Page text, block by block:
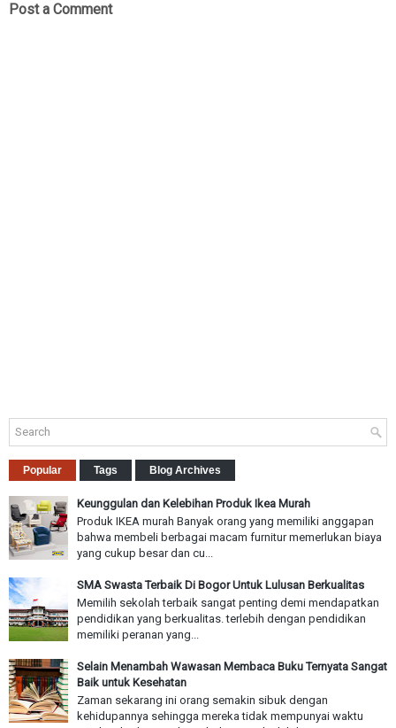
Post a Comment
Popular Tags Blog Archives
Keunggulan dan Kelebihan Produk Ikea Murah
Produk IKEA murah Banyak orang yang memiliki anggapan
bahwa membeli berbagai macam furnitur memerlukan biaya
yang cukup besar dan cu...
SMA Swasta Terbaik Di Bogor Untuk Lulusan Berkualitas
Memilih sekolah terbaik sangat penting demi mendapatkan
pendidikan yang berkualitas. terlebih dengan pendidikan
memiliki peranan yang...
Selain Menambah Wawasan Membaca Buku Ternyata Sangat
Baik untuk Kesehatan
Zaman sekarang ini orang semakin sibuk dengan
kehidupannya sehingga mereka tidak mempunyai waktu